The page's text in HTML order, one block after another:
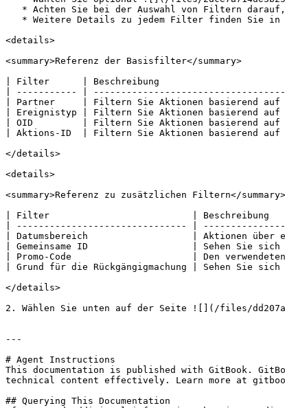
<details>
<summary>Referenz der Basisfilter</summary>
| Filter      | Beschreibung
| ----------- |
| Partner     | Filtern Sie Aktionen basierend auf
| Ereignistyp | Filtern Sie Aktionen basierend
| OID         | Filtern Sie Aktionen basierend
| Aktions-ID  | Filtern Sie Aktionen
</details>
<details>
<summary>Referenz zu zusätzlichen Filtern</summary>
| Filter                          |
| ------------------------------- |
| Datumsbereich                   | Aktionen über
| Gemeinsame ID                   | Sehen Sie
| Promo-Code                      | Den
| Grund für die Rückgängigmachung | Sehen Sie
</details>
2. Wählen Sie unten auf der Seite ![](/files/
---
# Agent Instructions
This documentation is published with GitBook.
technical content effectively. Learn more at
## Querying This Documentation